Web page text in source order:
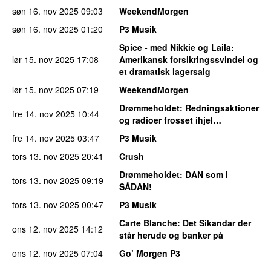
søn 16. nov 2025 09:03
WeekendMorgen
søn 16. nov 2025 01:20 P3 Musik
lør 15. nov 2025 17:08
Spice - med Nikkie og Laila:
Amerikansk forsikringssvindel og
et dramatisk lagersalg
lør 15. nov 2025 07:19
WeekendMorgen
fre 14. nov 2025 10:44 Drømmeholdet: Redningsaktioner
og radioer frosset ihjel…
fre 14. nov 2025 03:47
P3 Musik
tors 13. nov 2025 20:41
Crush
tors 13. nov 2025 09:19 Drømmeholdet: DAN som i
SÅDAN!
tors 13. nov 2025 00:47
P3 Musik
ons 12. nov 2025 14:12 Carte Blanche: Det Sikandar der
står herude og banker på
ons 12. nov 2025 07:04
Go’ Morgen P3